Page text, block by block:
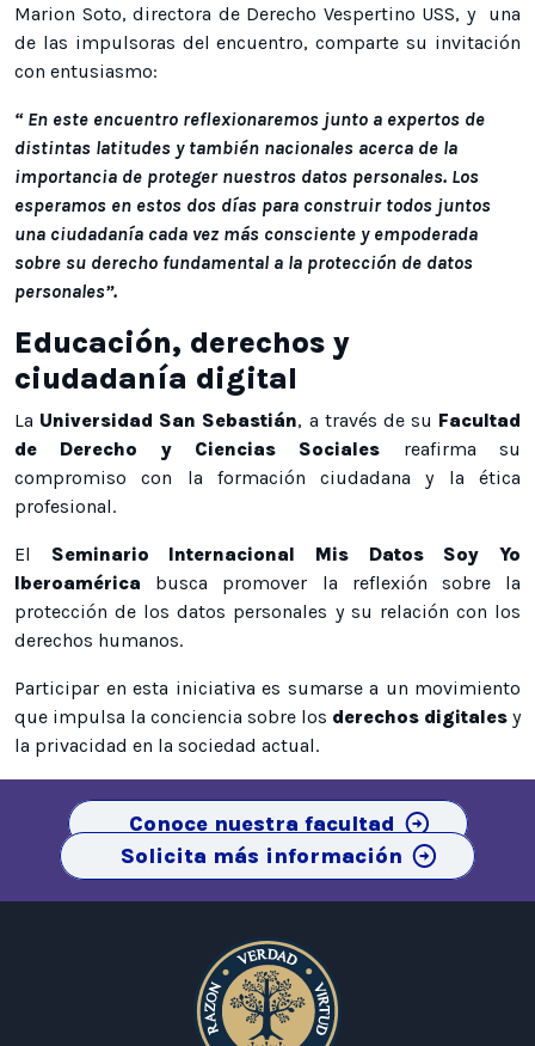
Marion Soto, directora de Derecho Vespertino USS, y una
de las impulsoras del encuentro, comparte su invitación
con entusiasmo:
“ En este encuentro reflexionaremos junto a expertos de
distintas latitudes y también nacionales acerca de la
importancia de proteger nuestros datos personales. Los
esperamos en estos dos días para construir todos juntos
una ciudadanía cada vez más consciente y empoderada
sobre su derecho fundamental a la protección de datos
personales”.
Educación, derechos y
ciudadanía digital
La Universidad San Sebastián, a través de su Facultad
de Derecho y Ciencias Sociales reafirma su
compromiso con la formación ciudadana y la ética
profesional.
El Seminario Internacional Mis Datos Soy Yo
Iberoamérica busca promover la reflexión sobre la
protección de los datos personales y su relación con los
derechos humanos.
Participar en esta iniciativa es sumarse a un movimiento
que impulsa la conciencia sobre los derechos digitales y
la privacidad en la sociedad actual.
Conoce nuestra facultad
Solicita más información